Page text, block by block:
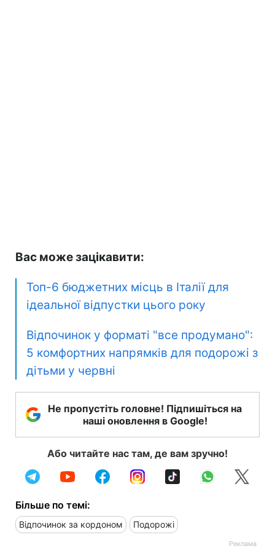
Вас може зацікавити:
Топ-6 бюджетних місць в Італії для
ідеальної відпустки цього року
Відпочинок у форматі "все продумано":
5 комфортних напрямків для подорожі з
дітьми у червні
Не пропустіть головне! Підпишіться на
наші оновлення в Google!
Або читайте нас там, де вам зручно!
Більше по темі:
Відпочинок за кордоном Подорожі